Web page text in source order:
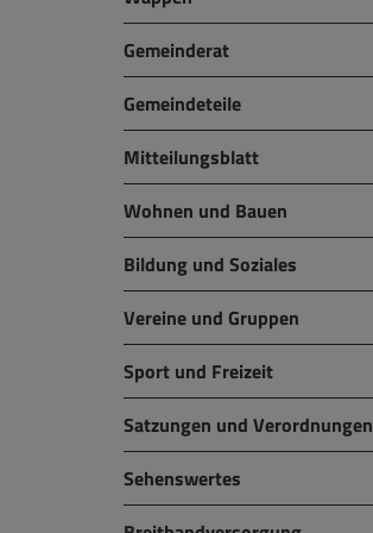
Gemeinderat
Gemeindeteile
Mitteilungsblatt
Wohnen und Bauen
Bildung und Soziales
Vereine und Gruppen
Sport und Freizeit
Satzungen und Verordnungen
Sehenswertes